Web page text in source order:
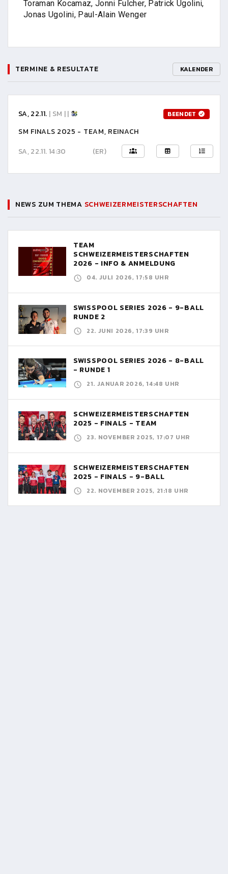
Toraman Kocamaz, Jonni Fulcher, Patrick Ugolini,
Jonas Ugolini, Paul-Alain Wenger
TERMINE & RESULTATE KALENDER
SA, 22.11. | SM | | BEENDET
SM FINALS 2025 - TEAM, REINACH
SA, 22.11. 14:30
(ER)
NEWS ZUM THEMA SCHWEIZERMEISTERSCHAFTEN
TEAM
SCHWEIZERMEISTERSCHAFTEN
2026 - INFO & ANMELDUNG
04. JULI 2026, 17:58 UHR
SWISSPOOL SERIES 2026 - 9-BALL
RUNDE 2
22. JUNI 2026, 17:39 UHR
SWISSPOOL SERIES 2026 - 8-BALL
- RUNDE 1
21. JANUAR 2026, 14:48 UHR
SCHWEIZERMEISTERSCHAFTEN
2025 - FINALS - TEAM
23. NOVEMBER 2025, 17:07 UHR
SCHWEIZERMEISTERSCHAFTEN
2025 - FINALS - 9-BALL
22. NOVEMBER 2025, 21:18 UHR